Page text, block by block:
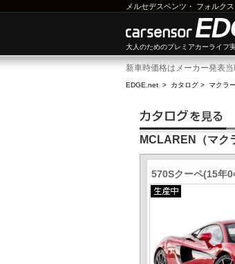
メルセデスベンツ ・ フォルク
大人のためのプレミアカーライフ
新車時価格はメーカー発表
EDGE.net > カタログ > マクラ
MCLAREN（マク
570Sクーペ(15年